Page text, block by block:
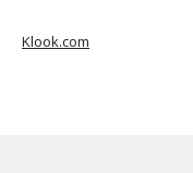
Klook.com